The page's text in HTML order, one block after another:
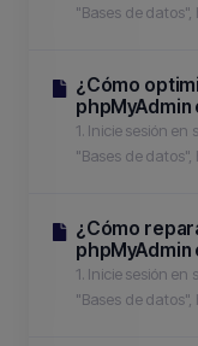
"Bases de datos",
¿Cómo
phpMyAdmin
1. Inicie sesión
"Bases de datos",
¿Cómo
phpMyAdmin
1. Inicie sesión
"Bases de datos",